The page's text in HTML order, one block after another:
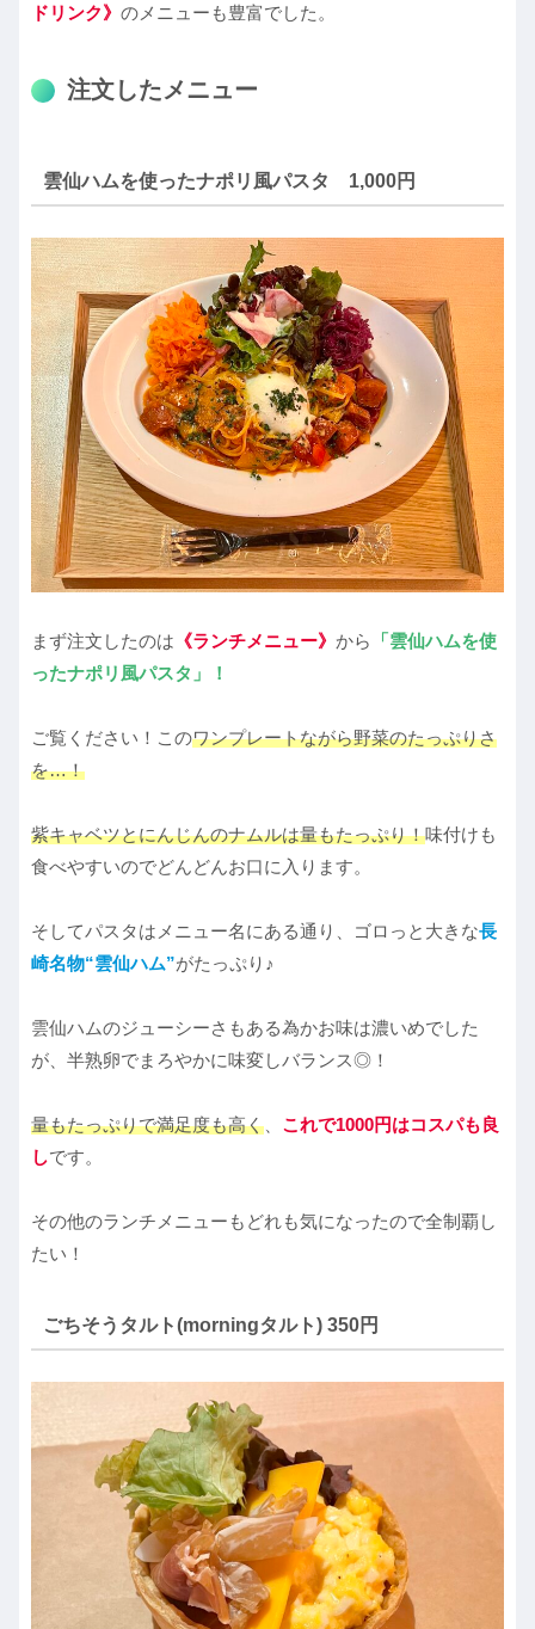
ドリンク》 のメニューも豊富でした。
注文したメニュー
雲仙ハムを使ったナポリ風パスタ 1,000円
まず注文したのは 《ランチメニュー》 から
「雲仙ハムを使
ったナポリ風パスタ」！
ご覧ください！このワンプレートながら野菜のたっぷりさ
を…！
紫キャベツとにんじんのナムルは量もたっぷり！味付けも
食べやすいのでどんどんお口に入ります。
そしてパスタはメニュー名にある通り、ゴロっと大きな長
崎名物“雲仙ハム”がたっぷり♪
雲仙ハムのジューシーさもある為かお味は濃いめでした
が、半熟卵でまろやかに味変しバランス◎！
量もたっぷりで満足度も高く
これで1000円はコスパも良
しです。
その他のランチメニューもどれも気になったので全制覇し
たい！
ごちそうタルト(morningタルト) 350円